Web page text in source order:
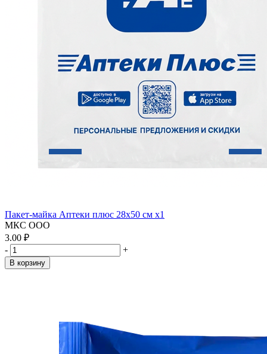
Пакет-майка Аптеки плюс 28х50 см x1
МКС ООО
3.00 ₽
-
+
В корзину